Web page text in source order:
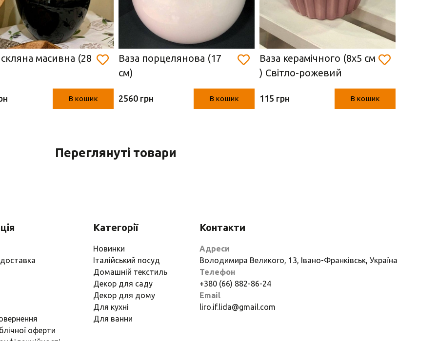
скляна масивна (28
В кошик
Ваза порцелянова (17
см)
2560 грн В кошик
Ваза керамічного (8х5 см
) Світло-рожевий
115 грн В кошик
Переглянуті товари
оферти
Категорії
Новинки
Італійський посуд
Домашній текстиль
Декор для саду
Декор для дому
Для кухні
Для ванни
Контакти
Адреси
Володимира Великого, 13, Івано-Франківськ, Україна
Телефон
+380 (66) 882-86-24
Email
liro.if.lida@gmail.com